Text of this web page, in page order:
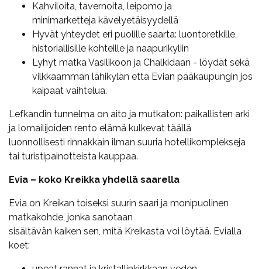
Kahviloita, tavernoita, leipomo ja
minimarketteja kävelyetäisyydellä
Hyvät yhteydet eri puolille saarta: luontoretkille,
historiallisille kohteille ja naapurikyliin
Lyhyt matka Vasilikoon ja Chalkidaan - löydät sekä
vilkkaamman lähikylän että Evian pääkaupungin jos
kaipaat vaihtelua.
Lefkandin tunnelma on aito ja mutkaton: paikallisten arki
ja lomailijoiden rento elämä kulkevat täällä
luonnollisesti rinnakkain ilman suuria hotellikomplekseja
tai turistipainotteista kauppaa.
Evia – koko Kreikka yhdellä saarella
Evia on Kreikan toiseksi suurin saari ja monipuolinen
matkakohde, jonka sanotaan
sisältävän kaiken sen, mitä Kreikasta voi löytää. Evialla
koet: